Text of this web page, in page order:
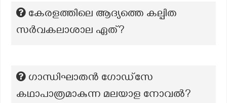
കേരളത്തിലെ ആദ്യത്തെ കല്പിത
സർവകലാശാല ഏത്?
ഗാന്ധിഘാതന്‍ ഗോഡ്സേ
കഥാപാത്രമാകുന്ന മലയാള നോവല്‍?